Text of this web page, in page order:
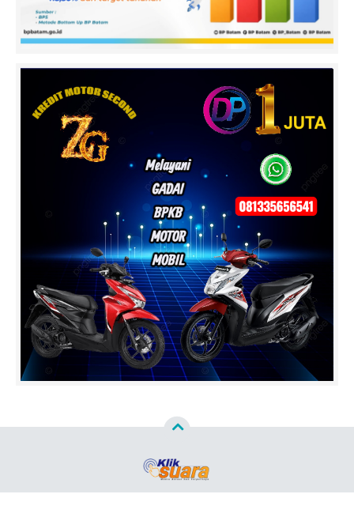
Copyright ©2026Klik Suara.Com™